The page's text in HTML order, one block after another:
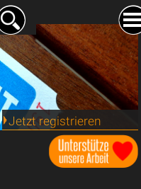
Jetzt registrieren